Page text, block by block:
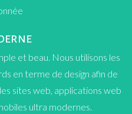
et beau. Nous utilisons les
en terme de design afin de
sites web, applications web
ultra modernes.